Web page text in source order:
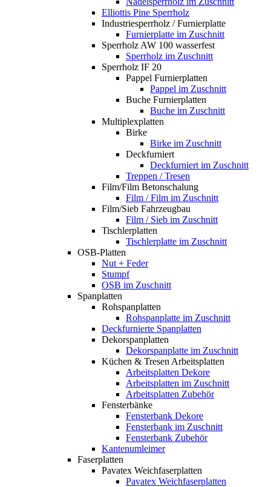
Elliottis Pine Sperrholz
Industriesperrholz / Furnierplatte
Furnierplatte im Zuschnitt
Sperrholz AW 100 wasserfest
Sperrholz im Zuschnitt
Sperrholz IF 20
Pappel Furnierplatten
Pappel im Zuschnitt
Buche Furnierplatten
Buche im Zuschnitt
Multiplexplatten
Birke
Birke im Zuschnitt
Deckfurniert
Deckfurniert im Zuschnitt
Treppen / Tresen
Film/Film Betonschalung
Film / Film im Zuschnitt
Film/Sieb Fahrzeugbau
Film / Sieb im Zuschnitt
Tischlerplatten
Tischlerplatte im Zuschnitt
OSB-Platten
Nut + Feder
Stumpf
OSB im Zuschnitt
Spanplatten
Rohspanplatten
Rohspanplatte im Zuschnitt
Deckfurnierte Spanplatten
Dekorspanplatten
Dekorspanplatte im Zuschnitt
Küchen & Tresen Arbeitsplatten
Arbeitsplatten Dekore
Arbeitsplatten im Zuschnitt
Arbeitsplatten Zubehör
Fensterbänke
Fensterbank Dekore
Fensterbank im Zuschnitt
Fensterbank Zubehör
Kantenumleimer
Faserplatten
Pavatex Weichfaserplatten
Pavatex Weichfaserplatten